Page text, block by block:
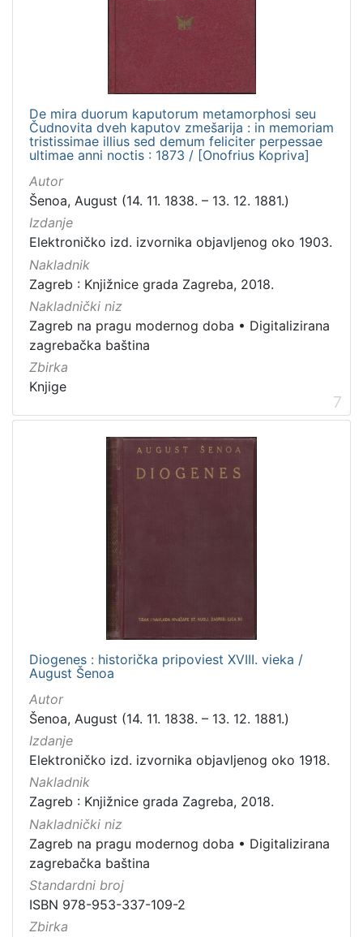
De mira duorum kaputorum metamorphosi seu
Čudnovita dveh kaputov zmešarija : in memoriam
tristissimae illius sed demum feliciter perpessae
ultimae anni noctis : 1873 / [Onofrius Kopriva]
Autor
Šenoa, August (14. 11. 1838. – 13. 12. 1881.)
Izdanje
Elektroničko izd. izvornika objavljenog oko 1903.
Nakladnik
Zagreb : Knjižnice grada Zagreba, 2018.
Nakladnički niz
Zagreb na pragu modernog doba • Digitalizirana
zagrebačka baština
Zbirka
Knjige
7
Diogenes : historička pripoviest XVIII. vieka /
August Šenoa
Autor
Šenoa, August (14. 11. 1838. – 13. 12. 1881.)
Izdanje
Elektroničko izd. izvornika objavljenog oko 1918.
Nakladnik
Zagreb : Knjižnice grada Zagreba, 2018.
Nakladnički niz
Zagreb na pragu modernog doba • Digitalizirana
zagrebačka baština
Standardni broj
ISBN 978-953-337-109-2
Zbirka